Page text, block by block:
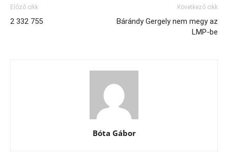
Előző cikk
2 332 755
Következő cikk
Bárándy Gergely nem megy az
LMP-be
Bóta Gábor